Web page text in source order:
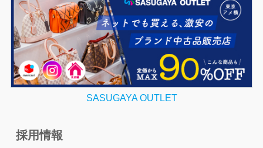
SASUGAYA OUTLET
採用情報